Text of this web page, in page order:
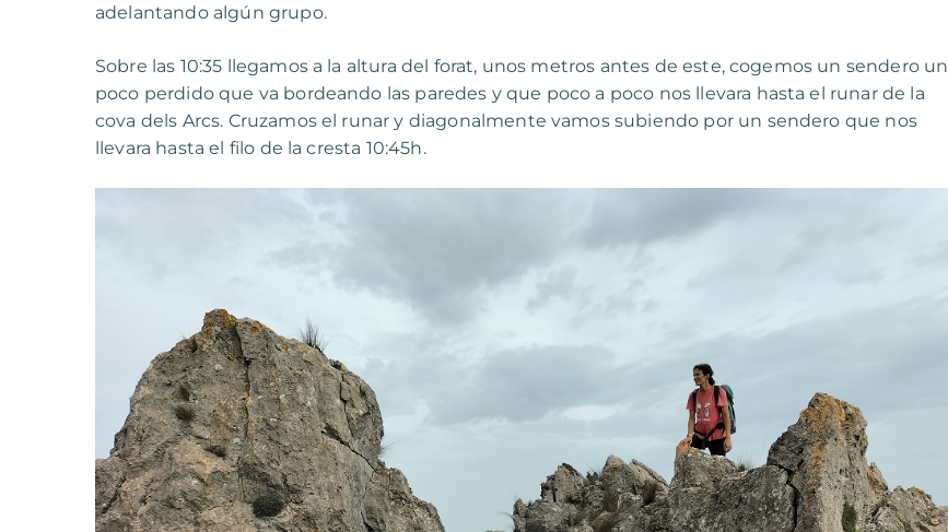
adelantando algún grupo.
Sobre las 10:35 llegamos a la altura del forat, unos metros antes de este, cogemos un sendero un
poco perdido que va bordeando las paredes y que poco a poco nos llevara hasta el runar de la
cova dels Arcs. Cruzamos el runar y diagonalmente vamos subiendo por un sendero que nos
llevara hasta el filo de la cresta 10:45h.